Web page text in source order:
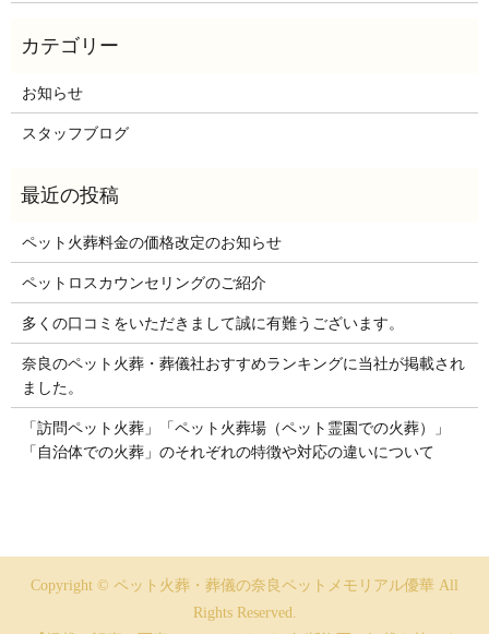
お知らせ
スタッフブログ
ペット火葬料金の価格改定のお知らせ
ペットロスカウンセリングのご紹介
多くの口コミをいただきまして誠に有難うございます。
奈良のペット火葬・葬儀社おすすめランキングに当社が掲載され
ました。
「訪問ペット火葬」「ペット火葬場（ペット霊園での火葬）」
「自治体での火葬」のそれぞれの特徴や対応の違いについて
Copyright © ペット火葬・葬儀の奈良ペットメモリアル優華 All
Rights Reserved.